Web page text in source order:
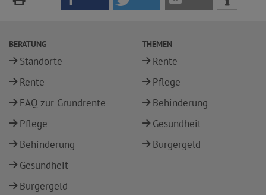
BERATUNG
Standorte
Rente
FAQ zur Grundrente
Pflege
Behinderung
Gesundheit
Bürgergeld
THEMEN
Rente
Pflege
Behinderung
Gesundheit
Bürgergeld